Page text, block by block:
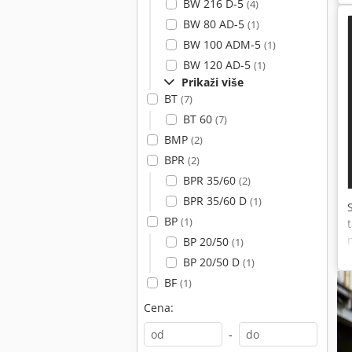
BW 216 D-5 (4)
BW 80 AD-5 (1)
BW 100 ADM-5 (1)
BW 120 AD-5 (1)
Prikaži više
BT (7)
BT 60 (7)
BMP (2)
BPR (2)
BPR 35/60 (2)
BPR 35/60 D (1)
BP (1)
BP 20/50 (1)
BP 20/50 D (1)
BF (1)
Cena:
-